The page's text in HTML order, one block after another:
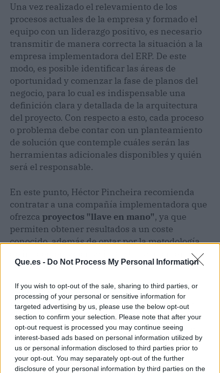
Que.es - Do Not Process My Personal Information
If you wish to opt-out of the sale, sharing to third parties, or
processing of your personal or sensitive information for
targeted advertising by us, please use the below opt-out
section to confirm your selection. Please note that after your
opt-out request is processed you may continue seeing
interest-based ads based on personal information utilized by
us or personal information disclosed to third parties prior to
your opt-out. You may separately opt-out of the further
disclosure of your personal information by third parties on the
Una vez realizado el relevamiento de los
procesos actuales de la empresa y formado el
equipo con un liderazgo positivo, es necesario
transmitir de manera correcta la situación a la
empresa implementadora del ERP. De este
modo, es posible identificar las áreas de
oportunidad y comenzar la fase de planos del
negocio, para lo cual es indispensable una
definición clara y detallada de la arquitectura
del proyecto. Con respecto a esto, cada proceso
o problema debe contar con un planteamiento
de solución que contemple cuáles serán las
herramientas adicionales disponibles y quién
será el responsable.
En este punto, Héctor Pincheira recomienda
contratar a una compañía implementadora que
ofrezca proyectos "llave en mano", ya que
permiten obtener resultados a un coste
conocido, además de optar por la metodología
de implementación ágil SCRUM al momento de
llevar adelante la planificación.
Los interesados en profundizar en cómo
realizar una implementación de SAP exitosa,
pueden ingresar a la página web de Héctor
Pincheira para acceder a la lista completa de
consejos desarrollada por este especialista en
tecnologías.